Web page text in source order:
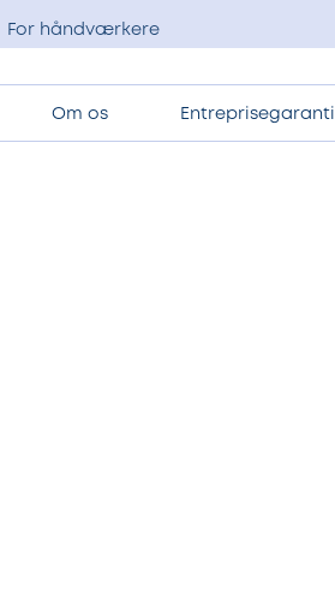
For håndværkere
Om os Entreprisegaranti